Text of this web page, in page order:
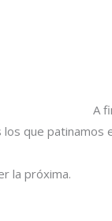
A
que
la próxima.